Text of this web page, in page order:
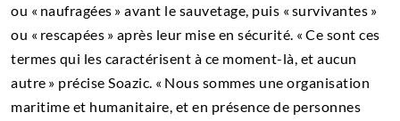
ou « naufragées » avant le sauvetage, puis « survivantes »
ou « rescapées » après leur mise en sécurité. « Ce sont ces
termes qui les caractérisent à ce moment-là, et aucun
autre » précise Soazic. « Nous sommes une organisation
maritime et humanitaire, et en présence de personnes